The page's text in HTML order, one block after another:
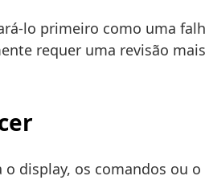
lo primeiro como uma
requer uma revisão
display, os comandos ou